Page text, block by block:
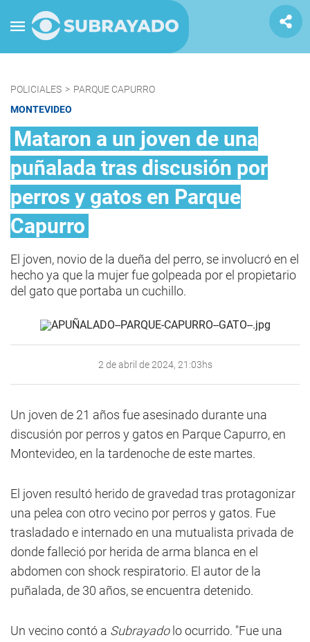
POLICIALES > PARQUE CAPURRO
MONTEVIDEO
Mataron a un joven de una
puñalada tras discusión por
perros y gatos en Parque
Capurro
El joven, novio de la dueña del perro, se involucró en el
hecho ya que la mujer fue golpeada por el propietario
del gato que portaba un cuchillo.
2 de abril de 2024, 21:03hs
Un joven de 21 años fue asesinado durante una
discusión por perros y gatos en Parque Capurro, en
Montevideo, en la tardenoche de este martes.
El joven resultó herido de gravedad tras protagonizar
una pelea con otro vecino por perros y gatos. Fue
trasladado e internado en una mutualista privada de
donde falleció por herida de arma blanca en el
abdomen con shock respiratorio. El autor de la
puñalada, de 30 años, se encuentra detenido.
Un vecino contó a Subrayadolo ocurrido. "Fue una